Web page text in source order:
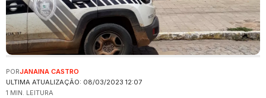
ULTIMA ATUALIZAÇÃO: 08/03/2023 12:07
PORJANAINA CASTRO
1 MIN. LEITURA